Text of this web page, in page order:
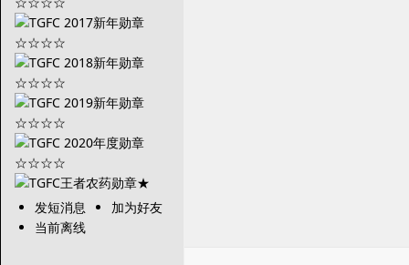
发短消息
加为好友
当前离线